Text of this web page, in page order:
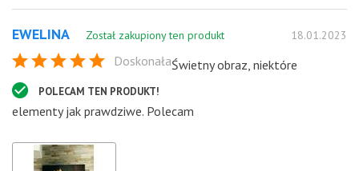
EWELINA Został zakupiony ten produkt 18.01.2023
Doskonała
POLECAM TEN PRODUKT!
Świetny obraz, niektóre
elementy jak prawdziwe. Polecam